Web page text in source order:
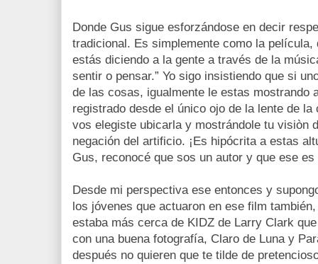
Donde Gus sigue esforzándose en decir
tradicional. Es simplemente como la
estás diciendo a la gente a través de la
sentir o pensar.” Yo sigo insistiendo que si
de las cosas, igualmente le estas mostrando
registrado desde el único ojo de la lente de
vos elegiste ubicarla y mostrándole tu visiòn
negación del artificio. ¡Es hipócrita a estas
Gus, reconocé que sos un autor y que ese
Desde mi perspectiva ese entonces y
los jóvenes que actuaron en ese film
estaba más cerca de KIDZ de Larry Clark
con una buena fotografía, Claro de Luna y
después no quieren que te tilde de